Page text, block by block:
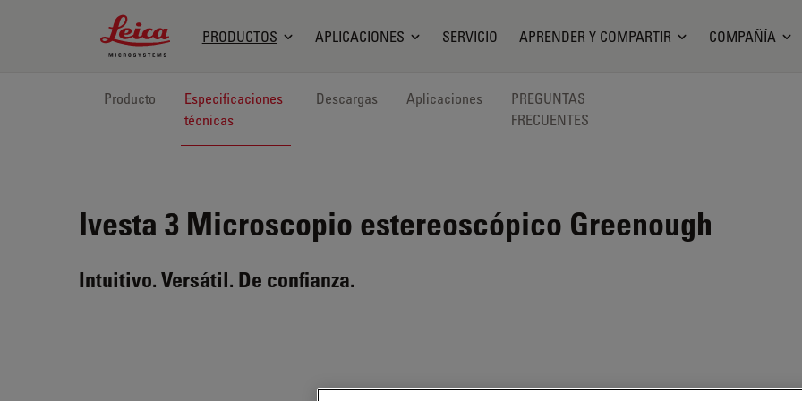
Leica Microsystems Logo
PRODUCTOS APLICACIONES SERVICIO APRENDER Y COMPARTIR COMPAÑÍA
Producto
Especificaciones
técnicas
Descargas Aplicaciones
PREGUNTAS
FRECUENTES
Ivesta 3 Microscopio estereoscópico Greenough
Intuitivo. Versátil. De confianza.